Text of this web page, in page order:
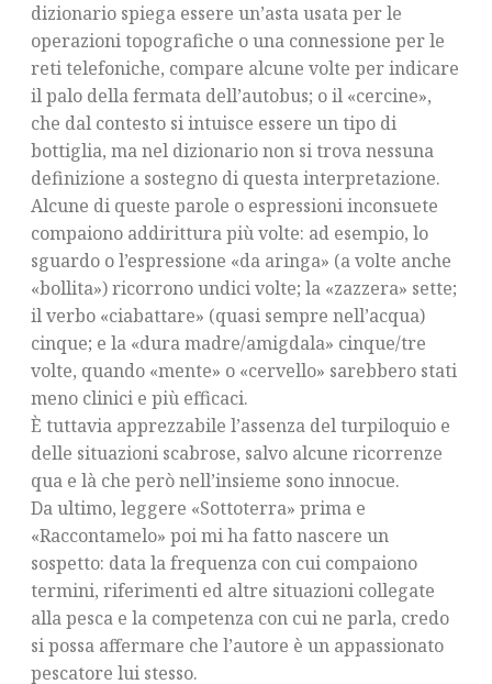
dizionario spiega essere un’asta usata per le
operazioni topografiche o una connessione per le
reti telefoniche, compare alcune volte per indicare
il palo della fermata dell’autobus; o il «cercine»,
che dal contesto si intuisce essere un tipo di
bottiglia, ma nel dizionario non si trova nessuna
definizione a sostegno di questa interpretazione.
Alcune di queste parole o espressioni inconsuete
compaiono addirittura più volte: ad esempio, lo
sguardo o l’espressione «da aringa» (a volte anche
«bollita») ricorrono undici volte; la «zazzera» sette;
il verbo «ciabattare» (quasi sempre nell’acqua)
cinque; e la «dura madre/amigdala» cinque/tre
volte, quando «mente» o «cervello» sarebbero stati
meno clinici e più efficaci.
È tuttavia apprezzabile l’assenza del turpiloquio e
delle situazioni scabrose, salvo alcune ricorrenze
qua e là che però nell’insieme sono innocue.
Da ultimo, leggere «Sottoterra» prima e
«Raccontamelo» poi mi ha fatto nascere un
sospetto: data la frequenza con cui compaiono
termini, riferimenti ed altre situazioni collegate
alla pesca e la competenza con cui ne parla, credo
si possa affermare che l’autore è un appassionato
pescatore lui stesso.